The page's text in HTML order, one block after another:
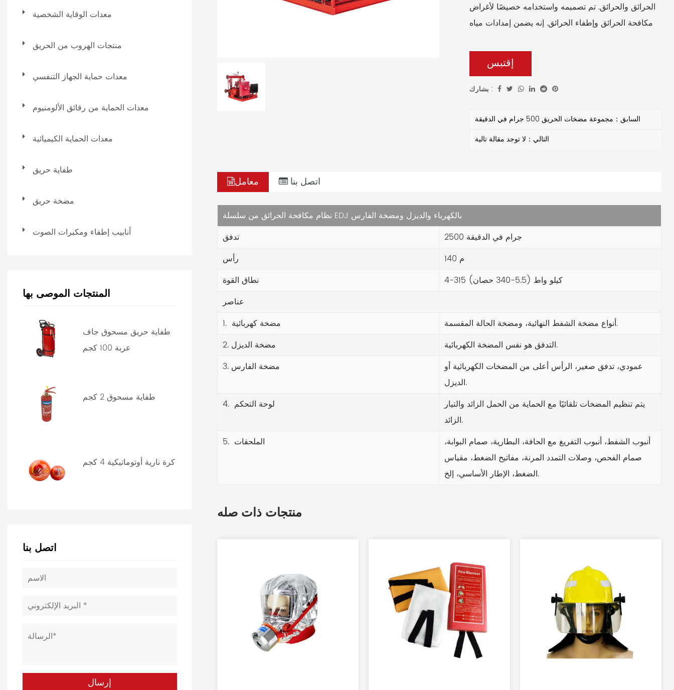
معدات الوقاية الشخصية
منتجات الهروب من الحريق
معدات حماية الجهاز التنفسي
معدات الحماية من رقائق الألومنيوم
معدات الحماية الكيميائية
طفاية حريق
مضخة حريق
أنابيب إطفاء ومكبرات الصوت
المنتجات الموصى بها
طفاية حريق مسحوق جاف
عربة 100 كجم
طفاية مسحوق 2 كجم
كرة نارية أوتوماتيكية 4 كجم
اتصل بنا
الحرائق والحرائق. تم تصميمه واستخدامه خصيصًا لأغراض
مكافحة الحرائق وإطفاء الحرائق. إنه يضمن إمدادات مياه
من البيئات. إن المضخة المتكاملة ووظائف التحكم
والملحقات تجعلها من الأصول التي لا غنى عنها في
إقتبس
يشارك :
السابق：مجموعة مضخات الحريق 500 جرام في الدقيقة
التالي：لا توجد مقالة تالية
معامل اتصل بنا
نظام مكافحة الحرائق من سلسلة EDJ بالكهرباء والديزل ومضخة الفارس
تدفق
2500 جرام في الدقيقة
رأس
140 م
نطاق القوة
4-315 كيلو واط (5.5-340 حصان)
عناصر
1. مضخة كهربائية
أنواع مضخة الشفط النهائية، ومضخة الحالة المقسمة.
2. مضخة الديزل
التدفق هو نفس المضخة الكهربائية.
3. مضخة الفارس
عمودي، تدفق صغير، الرأس أعلى من المضخات الكهربائية أو
الديزل.
4. لوحة التحكم
يتم تنظيم المضخات تلقائيًا مع الحماية من الحمل الزائد والتيار
الزائد.
5. الملحقات
أنبوب الشفط، أنبوب التفريغ مع الحافة، البطارية، صمام البوابة،
صمام الفحص، وصلات التمدد المرنة، مفاتيح الضغط، مقياس
الضغط، الإطار الأساسي، إلخ.
منتجات ذات صله